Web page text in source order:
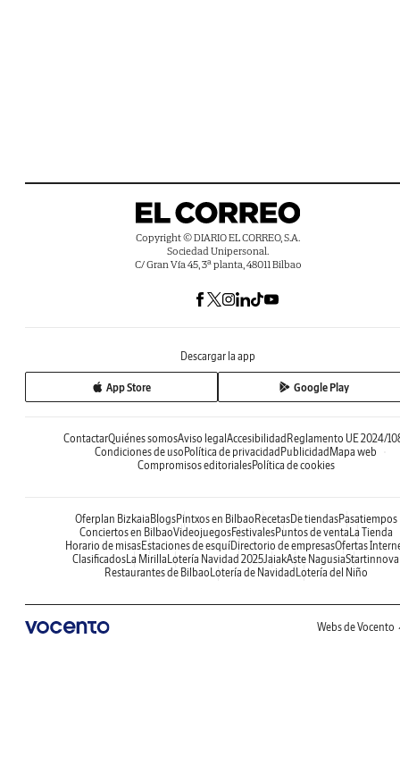
Copyright © DIARIO EL CORREO, S.A.
Sociedad Unipersonal.
C/ Gran Vía 45, 3ª planta, 48011 Bilbao
Descargar la app
App Store Google Play
ContactarQuiénes somosAviso legal Accesibilidad Reglamento UE 2024/
Condiciones de uso Política de privacidad Publicidad Mapa web
Compromisos editorialesPolítica de cookies
Oferplan Bizkaia BlogsPintxos en Bilbao RecetasDe tiendasPasatiempos
Conciertos en BilbaoVideojuegosFestivalesPuntos de venta La Tienda
Horario de misasEstaciones de esquíDirectorio de empresasOfertas
ClasificadosLa Mirilla Lotería Navidad 2025JaiakAste NagusiaStartinnova
Restaurantes de Bilbao Lotería de Navidad Lotería del Niño
Webs de Vocento